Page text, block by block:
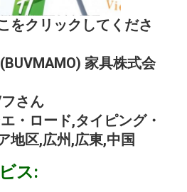
をクリックしてくださ
家具株式会
さん
・ロード,タイピング・
地区,広州,広東,中国
ス: